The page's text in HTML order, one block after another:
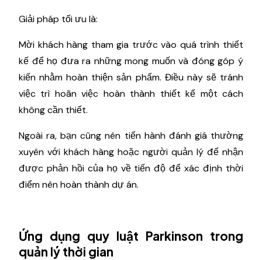
Giải pháp tối ưu là:
Mời khách hàng tham gia trước vào quá trình thiết
kế để họ đưa ra những mong muốn và đóng góp ý
kiến ​​nhằm hoàn thiện sản phẩm. Điều này sẽ tránh
việc trì hoãn việc hoàn thành thiết kế một cách
không cần thiết.
Ngoài ra, bạn cũng nên tiến hành đánh giá thường
xuyên với khách hàng hoặc người quản lý để nhận
được phản hồi của họ về tiến độ để xác định thời
điểm nên hoàn thành dự án.
Ứng dụng quy luật Parkinson trong
quản lý thời gian